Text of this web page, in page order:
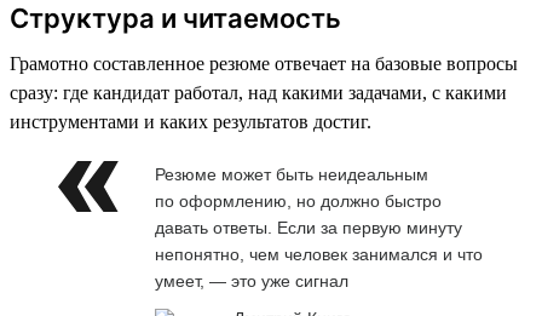
Структура и читаемость
Грамотно составленное резюме отвечает на базовые вопросы
сразу: где кандидат работал, над какими задачами, с какими
инструментами и каких результатов достиг.
Резюме может быть неидеальным
по оформлению, но должно быстро
давать ответы. Если за первую минуту
непонятно, чем человек занимался и что
умеет, — это уже сигнал